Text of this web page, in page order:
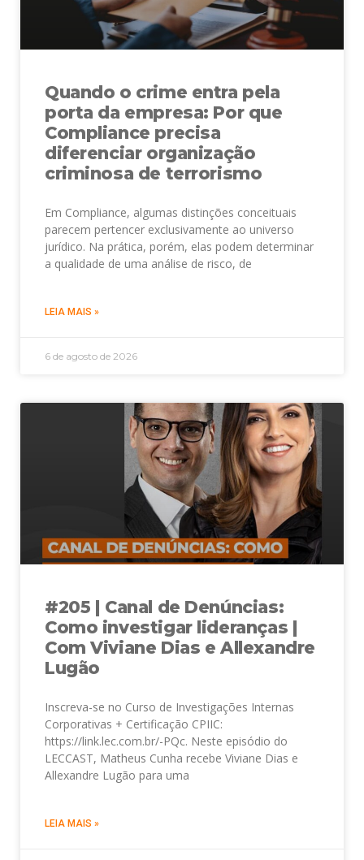
Quando o crime entra pela
porta da empresa: Por que
Compliance precisa
diferenciar organização
criminosa de terrorismo
Em Compliance, algumas distinções conceituais
parecem pertencer exclusivamente ao universo
jurídico. Na prática, porém, elas podem determinar
a qualidade de uma análise de risco, de
LEIA MAIS »
6 de agosto de 2026
#205 | Canal de Denúncias:
Como investigar lideranças |
Com Viviane Dias e Allexandre
Lugão
Inscreva-se no Curso de Investigações Internas
Corporativas + Certificação CPIIC:
https://link.lec.com.br/-PQc. Neste episódio do
LECCAST, Matheus Cunha recebe Viviane Dias e
Allexandre Lugão para uma
LEIA MAIS »